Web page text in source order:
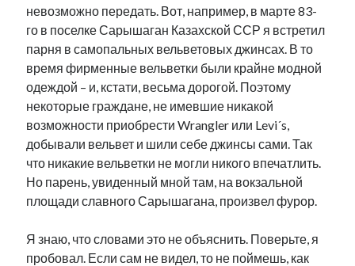
невозможно передать. Вот, например, в марте 83-
го в поселке Сарышаган Казахской ССР я встретил
парня в самопальных вельветовых джинсах. В то
время фирменные вельветки были крайне модной
одеждой – и, кстати, весьма дорогой. Поэтому
некоторые граждане, не имевшие никакой
возможности приобрести Wrangler или Levi´s,
добывали вельвет и шили себе джинсы сами. Так
что никакие вельветки не могли никого впечатлить.
Но парень, увиденный мной там, на вокзальной
площади славного Сарышагана, произвел фурор.
Я знаю, что словами это не объяснить. Поверьте, я
пробовал. Если сам не видел, то не поймешь, как